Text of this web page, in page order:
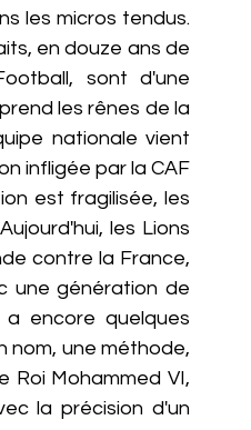
les micros tendus.
en douze ans de
sont d'une
les rênes de la
nationale vient
infligée par la CAF
est fragilisée, les
les Lions
contre la France,
une génération de
encore quelques
nom, une méthode,
Roi Mohammed VI,
la précision d'un